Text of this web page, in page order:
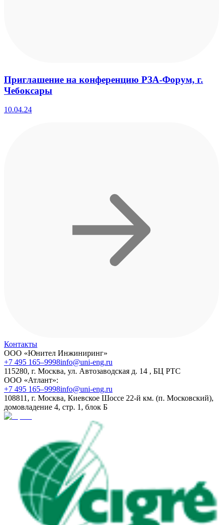
Приглашение на конференцию РЗА-Форум, г.
Чебоксары
10.04.24
Контакты
ООО «Юнител Инжиниринг»
+7 495 165–9998info@uni-eng.ru
115280, г. Москва, ул. Автозаводская д. 14 , БЦ РТС
ООО «Атлант»:
+7 495 165–9998info@uni-eng.ru
108811, г. Москва, Киевское Шоссе 22-й км. (п. Московский),
домовладение 4, стр. 1, блок Б